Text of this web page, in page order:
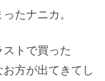
たナニカ。
トで買った
方が出てきてし